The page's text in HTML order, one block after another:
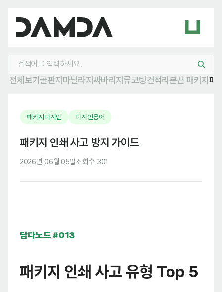
전체보기골판지 마닐라지 싸바리 지류코팅견적리본끈 패키지 패
패키지디자인 디자인용어
패키지 인쇄 사고 방지 가이드
2026년 06월 05일조회수 301
담다노트 #013
패키지 인쇄 사고 유형 Top 5